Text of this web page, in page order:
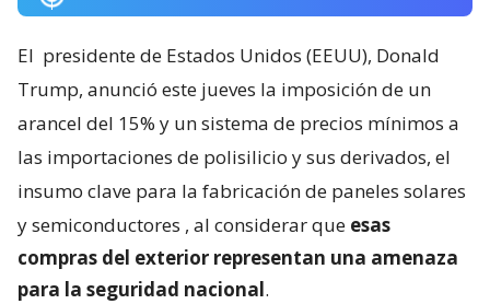
El presidente de Estados Unidos (EEUU), Donald
Trump, anunció este jueves la imposición de un
arancel del 15% y un sistema de precios mínimos a
las importaciones de polisilicio y sus derivados, el
insumo clave para la fabricación de paneles solares
y semiconductores , al considerar que esas
compras del exterior representan una amenaza
para la seguridad nacional.